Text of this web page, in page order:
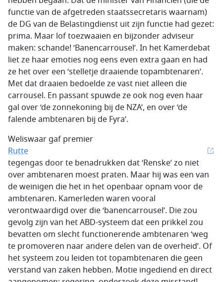
functie van de afgetreden staatssecretaris waarnam)
de DG van de Belastingdienst uit zijn functie had gezet:
prima. Maar lof toezwaaien en bijzonder adviseur
maken: schande! ‘Banencarrousel’. In het Kamerdebat
liet ze haar emoties nog eens even extra gaan en had
ze het over een ‘stelletje draaiende topambtenaren’.
Met dat draaien bedoelde ze vast niet alleen die
carrousel. En passant spuwde ze ook nog even haar
gal over ‘de zonnekoning bij de NZA’, en over ‘de
falende ambtenaren bij de Fyra’.
Weliswaar gaf premier
Rutte
tegengas door te benadrukken dat ‘Renske’ zo niet
over ambtenaren moest praten. Maar hij was een van
de weinigen die het in het openbaar opnam voor de
ambtenaren. Kamerleden waren vooral
verontwaardigd over die ‘banencarrousel’. Die zou
gevolg zijn van het ABD-systeem dat een prikkel zou
bevatten om slecht functionerende ambtenaren ‘weg
te promoveren naar andere delen van de overheid’. Of
het systeem zou leiden tot topambtenaren die geen
verstand van zaken hebben. Motie ingediend en direct